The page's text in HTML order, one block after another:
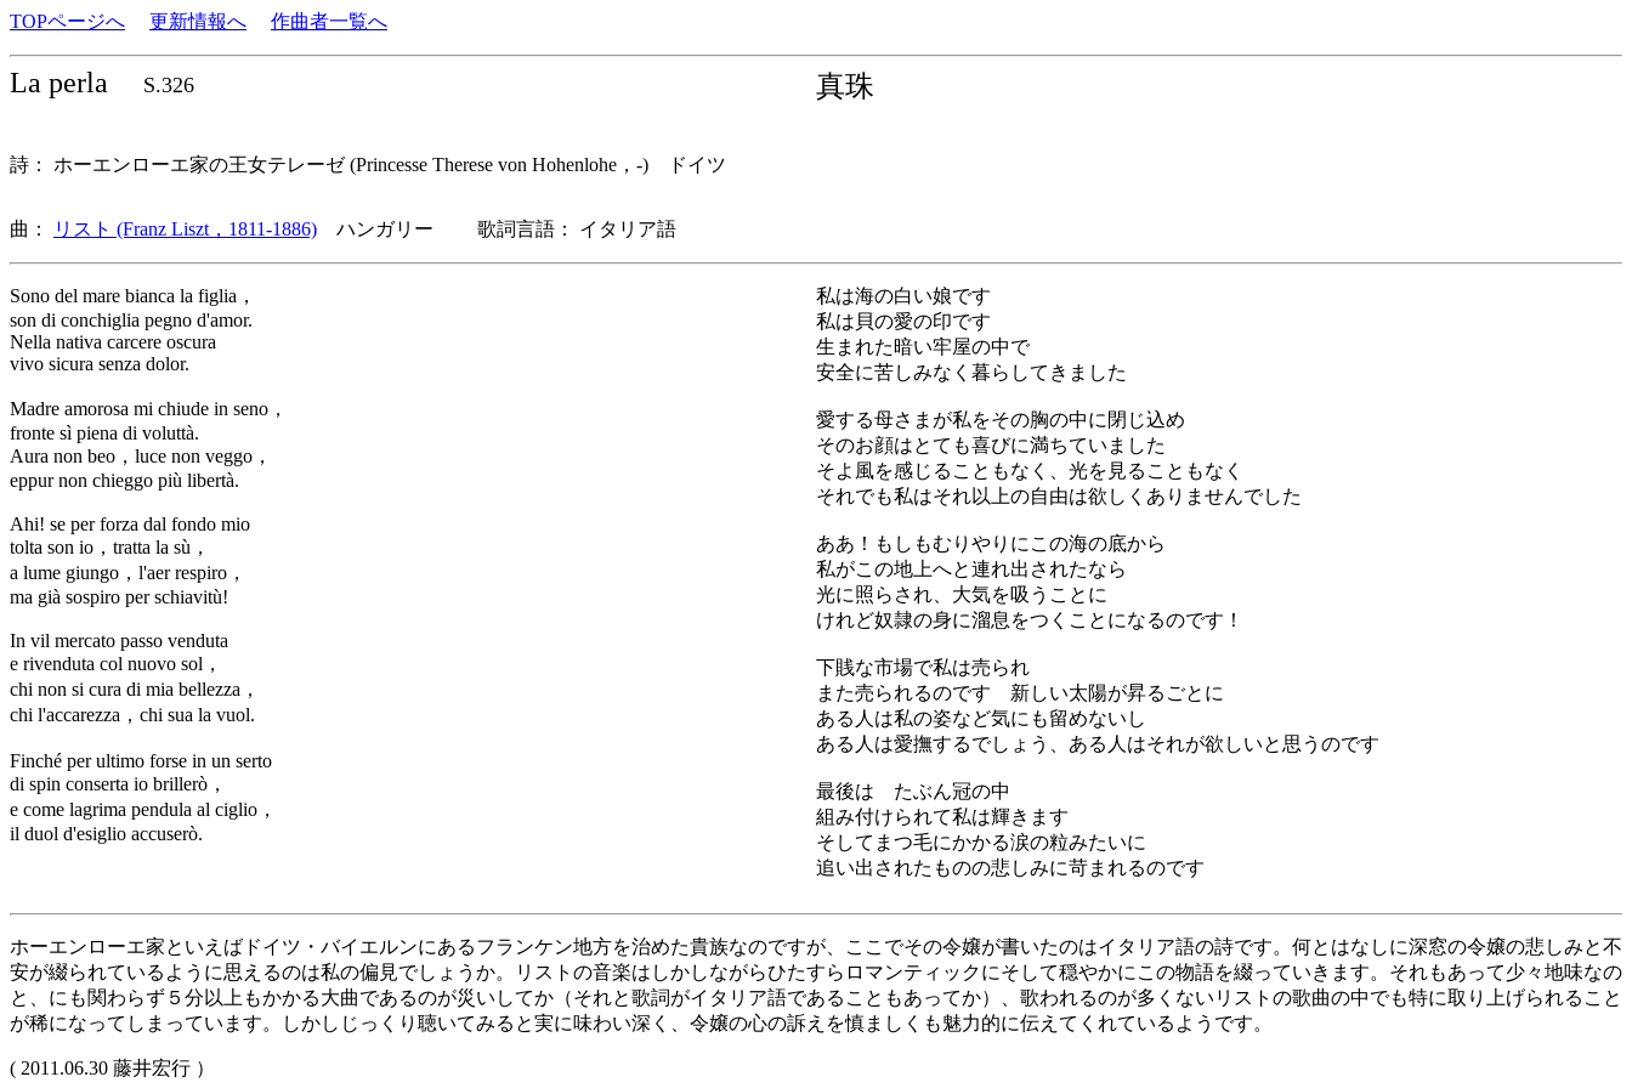
TOPページへ 更新情報へ 作曲者一覧へ
La perla S.326 真珠
詩： ホーエンローエ家の王女テレーゼ (Princesse Therese von Hohenlohe，-) ドイツ
曲： リスト (Franz Liszt，1811-1886) ハンガリー 歌詞言語： イタリア語
Sono del mare bianca la figlia，
son di conchiglia pegno d'amor.
Nella nativa carcere oscura
vivo sicura senza dolor.
Madre amorosa mi chiude in seno，
fronte sì piena di voluttà.
Aura non beo，luce non veggo，
eppur non chieggo più libertà.
Ahi! se per forza dal fondo mio
tolta son io，tratta la sù，
a lume giungo，l'aer respiro，
ma già sospiro per schiavitù!
In vil mercato passo venduta
e rivenduta col nuovo sol，
chi non si cura di mia bellezza，
chi l'accarezza，chi sua la vuol.
Finché per ultimo forse in un serto
di spin conserta io brillerò，
e come lagrima pendula al ciglio，
il duol d'esiglio accuserò.
私は海の白い娘です
私は貝の愛の印です
生まれた暗い牢屋の中で
安全に苦しみなく暮らしてきました
愛する母さまが私をその胸の中に閉じ込め
そのお顔はとても喜びに満ちていました
そよ風を感じることもなく、光を見ることもなく
それでも私はそれ以上の自由は欲しくありませんでした
ああ！もしもむりやりにこの海の底から
私がこの地上へと連れ出されたなら
光に照らされ、大気を吸うことに
けれど奴隷の身に溜息をつくことになるのです！
下賎な市場で私は売られ
また売られるのです 新しい太陽が昇るごとに
ある人は私の姿など気にも留めないし
ある人は愛撫するでしょう、ある人はそれが欲しいと思うのです
最後は たぶん冠の中
組み付けられて私は輝きます
そしてまつ毛にかかる涙の粒みたいに
追い出されたものの悲しみに苛まれるのです
ホーエンローエ家といえばドイツ・バイエルンにあるフランケン地方を治めた貴族なのですが、ここでその令嬢が書いたのはイタリア語の詩です。何とはなしに深窓の令嬢の悲しみと不
安が綴られているように思えるのは私の偏見でしょうか。リストの音楽はしかしながらひたすらロマンティックにそして穏やかにこの物語を綴っていきます。それもあって少々地味なの
と、にも関わらず５分以上もかかる大曲であるのが災いしてか（それと歌詞がイタリア語であることもあってか）、歌われるのが多くないリストの歌曲の中でも特に取り上げられること
が稀になってしまっています。しかしじっくり聴いてみると実に味わい深く、令嬢の心の訴えを慎ましくも魅力的に伝えてくれているようです。
( 2011.06.30 藤井宏行 ）